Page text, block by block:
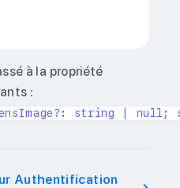
à la propriété
:
string | null;
Authentification